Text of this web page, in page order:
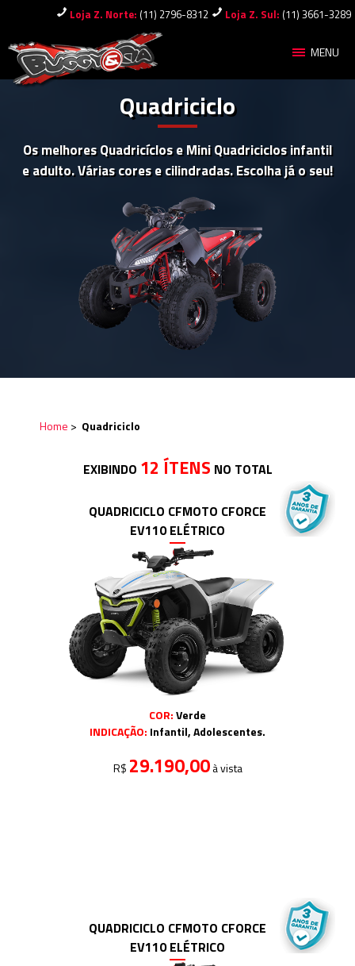
Loja Z. Sul: (11) 3661-3289
Loja Z. Norte: (11) 2796-8312
MENU
Quadriciclo
Os melhores Quadricíclos e Mini Quadriciclos infantil
e adulto. Várias cores e cilindradas. Escolha já o seu!
Home > Quadriciclo
EXIBINDO 12 ÍTENS NO TOTAL
QUADRICICLO CFMOTO CFORCE
EV110 ELÉTRICO
COR:Verde
INDICAÇÃO: Infantil, Adolescentes.
R$ 29.190,00à vista
QUADRICICLO CFMOTO CFORCE
EV110 ELÉTRICO